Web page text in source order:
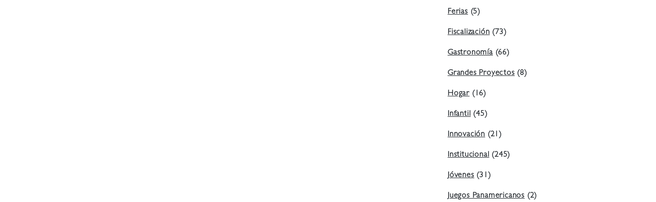
Ferias(5)
Fiscalización(73)
Gastronomía(66)
Grandes Proyectos(8)
Hogar (16)
Infantil(45)
Innovación (21)
Institucional(245)
Jóvenes(31)
Juegos Panamericanos (2)